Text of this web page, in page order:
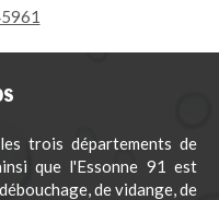
trois départements de
que l'Essonne 91 est
de vidange, de